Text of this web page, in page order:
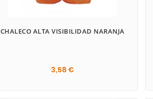
CHALECO ALTA VISIBILIDAD NARANJA
3,58 €